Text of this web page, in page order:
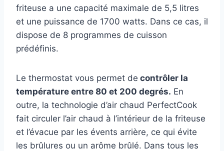
friteuse a une capacité maximale de 5,5 litres
et une puissance de 1700 watts. Dans ce cas, il
dispose de 8 programmes de cuisson
prédéfinis.
Le thermostat vous permet de contrôler la
température entre 80 et 200 degrés. En
outre, la technologie d’air chaud PerfectCook
fait circuler l’air chaud à l’intérieur de la friteuse
et l’évacue par les évents arrière, ce qui évite
les brûlures ou un arôme brûlé. Dans tous les